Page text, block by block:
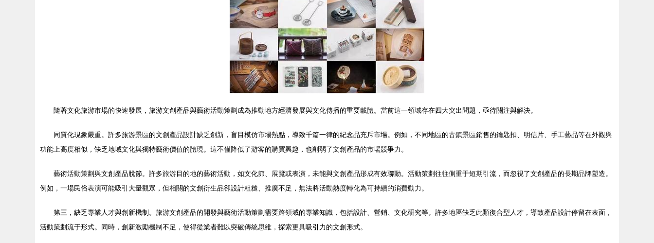
隨著文化旅游市場的快速發展，旅游文創產品與藝術活動策劃成為推動地方經濟發展與文化傳播的重要載體。當前這一領域存在四大突出問題，亟待關注與解決。
同質化現象嚴重。許多旅游景區的文創產品設計缺乏創新，盲目模仿市場熱點，導致千篇一律的紀念品充斥市場。例如，不同地區的古鎮景區銷售的鑰匙扣、明信片、手工藝品等在外觀與
功能上高度相似，缺乏地域文化與獨特藝術價值的體現。這不僅降低了游客的購買興趣，也削弱了文創產品的市場競爭力。
藝術活動策劃與文創產品脫節。許多旅游目的地的藝術活動，如文化節、展覽或表演，未能與文創產品形成有效聯動。活動策劃往往側重于短期引流，而忽視了文創產品的長期品牌塑造。
例如，一場民俗表演可能吸引大量觀眾，但相關的文創衍生品卻設計粗糙、推廣不足，無法將活動熱度轉化為可持續的消費動力。
第三，缺乏專業人才與創新機制。旅游文創產品的開發與藝術活動策劃需要跨領域的專業知識，包括設計、營銷、文化研究等。許多地區缺乏此類復合型人才，導致產品設計停留在表面，
活動策劃流于形式。同時，創新激勵機制不足，使得從業者難以突破傳統思維，探索更具吸引力的文創形式。